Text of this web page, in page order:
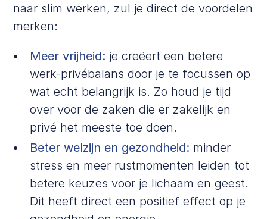
naar slim werken, zul je direct de voordelen
merken:
Meer vrijheid: je creëert een betere
werk-privébalans door je te focussen op
wat echt belangrijk is. Zo houd je tijd
over voor de zaken die er zakelijk en
privé het meeste toe doen.
Beter welzijn en gezondheid: minder
stress en meer rustmomenten leiden tot
betere keuzes voor je lichaam en geest.
Dit heeft direct een positief effect op je